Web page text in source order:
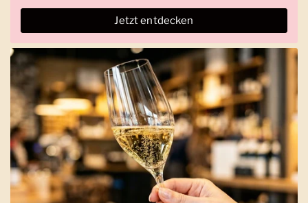
Jetzt entdecken